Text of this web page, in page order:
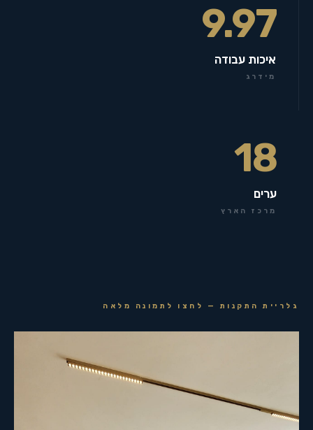
9.97
איכות עבודה
מידרג
18
ערים
מרכז הארץ
גלריית התקנות — לחצו לתמונה מלאה